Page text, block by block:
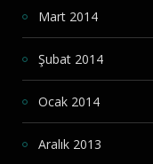
Mart 2014
Şubat 2014
Ocak 2014
Aralık 2013